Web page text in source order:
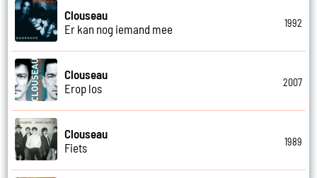
Clouseau
Er kan nog iemand mee
1992
Clouseau
Erop los
2007
Clouseau
Fiets
1989